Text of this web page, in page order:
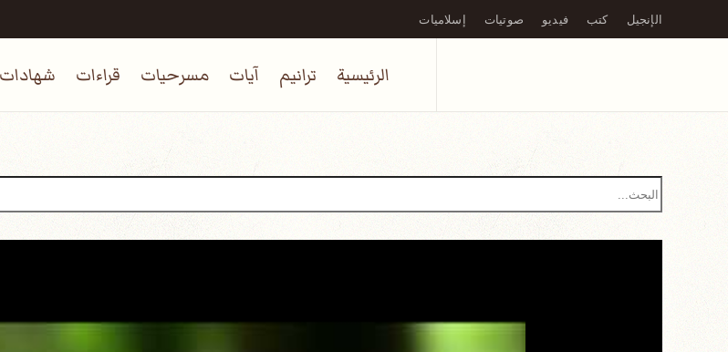
Skip to main content
الإنجيل كتب فيديو صوتيات إسلاميات
الرئيسية ترانيم آيات مسرحيات قراءات شهادات